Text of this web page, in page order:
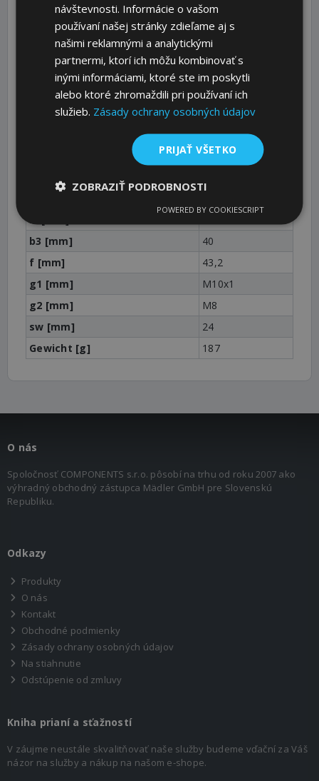
DIN ISO
08 B-2
No. of Teeth
12
d [mm]
d1 [mm]
39
da [mm]
53
71,4+2
5
b3 [mm]
40
f [mm]
43,2
g1 [mm]
M10x1
g2 [mm]
M8
sw [mm]
24
Gewicht [g]
187
O nás
Spoločnosť COMPONENTS s.r.o. pôsobí na trhu od roku 2007 ako
výhradný obchodný zástupca Mädler GmbH pre Slovenskú
Republiku.
Odkazy
Produkty
O nás
Kontakt
Obchodné podmienky
Zásady ochrany osobných údajov
Na stiahnutie
Odstúpenie od zmluvy
Kniha prianí a sťažností
V záujme neustále skvalitňovať naše služby budeme vďační za Váš
názor na služby a nákup na našom e-shope.
návštevnosti. Informácie o vašom
používaní našej stránky zdieľame aj s
našimi reklamnými a analytickými
partnermi, ktorí ich môžu kombinovať s
inými informáciami, ktoré ste im poskytli
alebo ktoré zhromaždili pri používaní ich
služieb. Zásady ochrany osobných údajov
PRIJAŤ VŠETKO
ZOBRAZIŤ PODROBNOSTI
POWERED BY COOKIESCRIPT